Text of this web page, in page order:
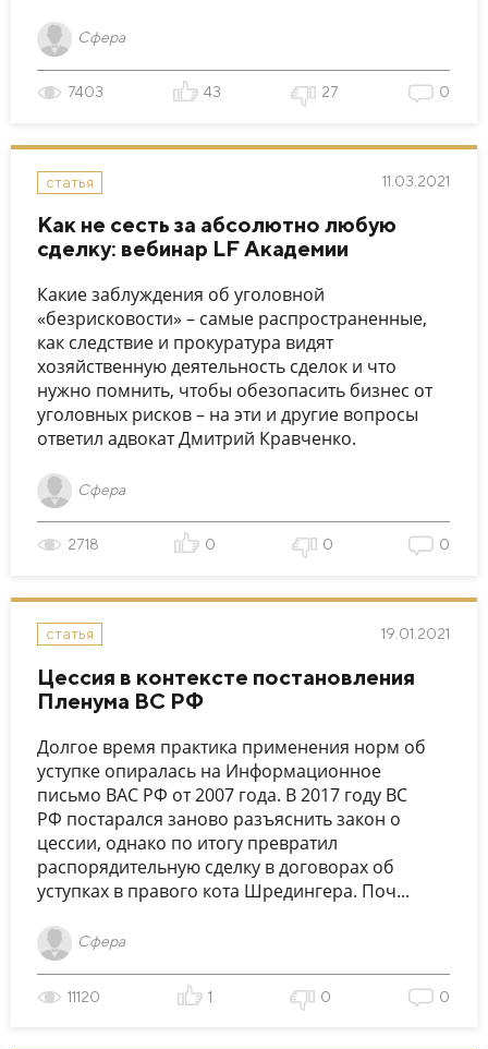
Сфера
7403 43 27 0
статья 11.03.2021
Как не сесть за абсолютно любую
сделку: вебинар LF Академии
Какие заблуждения об уголовной
«безрисковости» – самые распространенные,
как следствие и прокуратура видят
хозяйственную деятельность сделок и что
нужно помнить, чтобы обезопасить бизнес от
уголовных рисков – на эти и другие вопросы
ответил адвокат Дмитрий Кравченко.
Сфера
2718 0 0 0
статья 19.01.2021
Цессия в контексте постановления
Пленума ВС РФ
Долгое время практика применения норм об
уступке опиралась на Информационное
письмо ВАС РФ от 2007 года. В 2017 году ВС
РФ постарался заново разъяснить закон о
цессии, однако по итогу превратил
распорядительную сделку в договорах об
уступках в правого кота Шредингера. Поч...
Сфера
11120 1 0 0